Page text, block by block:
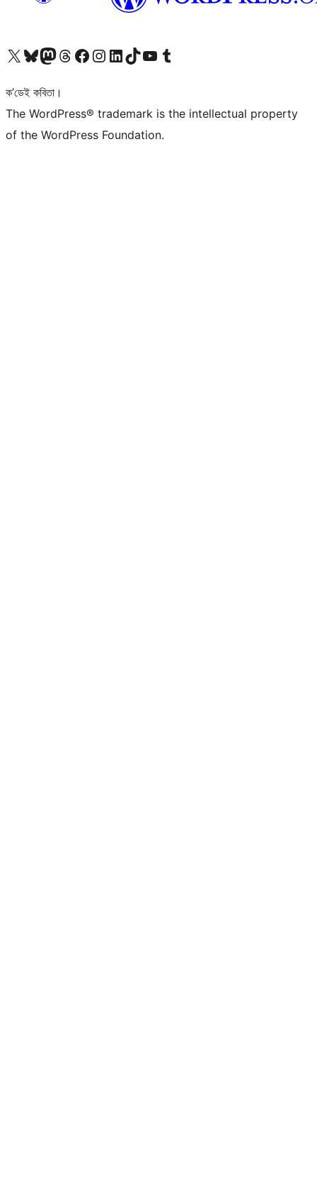
আমাৰ X (আগৰ Twitter) একাউণ্টলৈ যাওকআমাৰ Bluesky একাউণ্টলৈ যাওকআমাৰ Mastodon একাউণ্টলৈ যাওকআমাৰ Threads একাউণ্টলৈ যাওকআমাৰ Facebook পৃষ্ঠালৈ যাওকআমাৰ Instagram একাউণ্টলৈ যাওকআমাৰ LinkedIn একাউণ্টলৈ যাওকআমাৰ TikTok একাউণ্টলৈ যাওকআমাৰ YouTube চেনেললৈ যাওকআমাৰ Tumblr একাউণ্টলৈ যাওক
ক’ডেই কবিতা।
The WordPress® trademark is the intellectual property
of the WordPress Foundation.